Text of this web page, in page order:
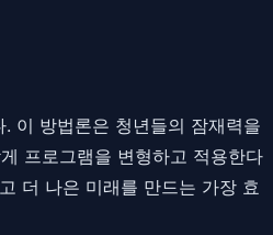
이 방법론은 청년들의 잠재력을
프로그램을 변형하고 적용한다
더 나은 미래를 만드는 가장 효